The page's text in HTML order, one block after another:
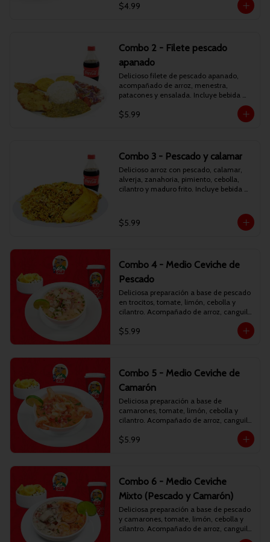
$4.99
Combo 2 - Filete pescado
apanado
Delicioso filete de pescado apanado,
acompañado de arroz, menestra,
patacones y ensalada. Incluye bebida
$5.99
Combo 3 - Pescado y calamar
Delicioso arroz con pescado, calamar,
alverja, zanahoria, pimiento, cebolla,
cilantro y maduro frito. Incluye bebida
$5.99
Combo 4 - Medio Ceviche de
Pescado
Deliciosa preparación a base de pescado
en trocitos, tomate, limón, cebolla y
cilantro. Acompañado de arroz, canguil
$5.99
Combo 5 - Medio Ceviche de
Camarón
Deliciosa preparación a base de
camarones, tomate, limón, cebolla y
cilantro. Acompañado de arroz, canguil
$5.99
Combo 6 - Medio Ceviche
Mixto (Pescado y Camarón)
Deliciosa preparación a base de pescado
y camarones, tomate, limón, cebolla y
cilantro. Acompañado de arroz, canguil